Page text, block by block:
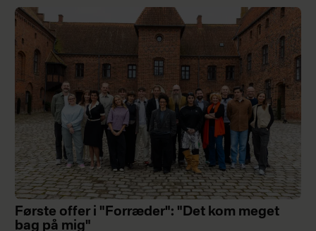
Første offer i "Forræder": "Det kom meget
bag på mig"